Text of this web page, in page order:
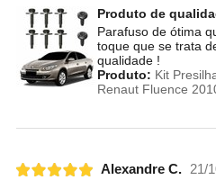
Produto de
Parafuso de ótima
toque que se trata
qualidade !
Produto: Kit
Renaut Fluence
Alexandre C. 21/